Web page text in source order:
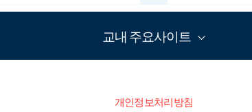
교내 주요사이트
개인정보처리방침